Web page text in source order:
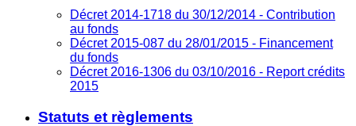
Décret 2014-1718 du 30/12/2014 - Contribution
au fonds
Décret 2015-087 du 28/01/2015 - Financement
du fonds
Décret 2016-1306 du 03/10/2016 - Report crédits
2015
Statuts et règlements